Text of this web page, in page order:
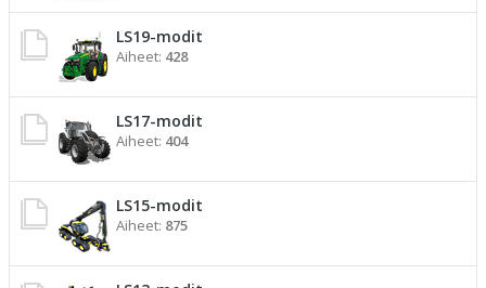
LS19-modit
Aiheet: 428
LS17-modit
Aiheet: 404
LS15-modit
Aiheet: 875